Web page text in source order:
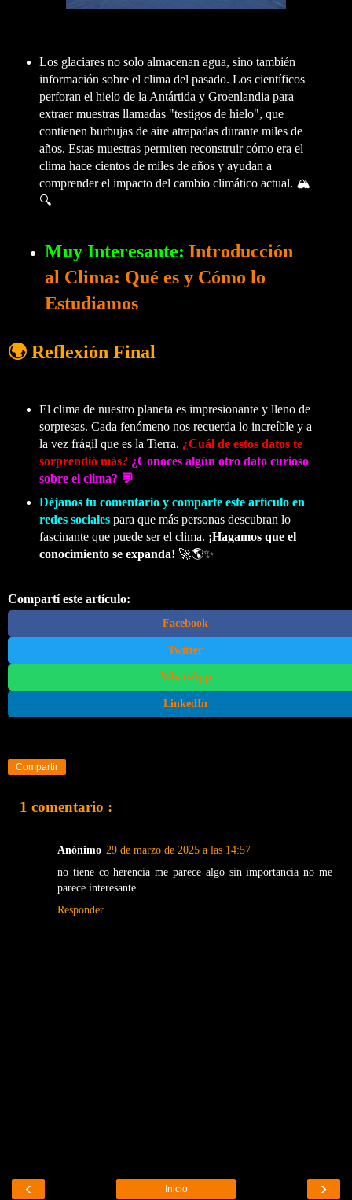
Los glaciares no solo almacenan agua, sino también
información sobre el clima del pasado. Los científicos
perforan el hielo de la Antártida y Groenlandia para
extraer muestras llamadas "testigos de hielo", que
contienen burbujas de aire atrapadas durante miles de
años. Estas muestras permiten reconstruir cómo era el
clima hace cientos de miles de años y ayudan a
comprender el impacto del cambio climático actual. 🏔️
🔍
Muy Interesante: Introducción
al Clima: Qué es y Cómo lo
Estudiamos
🌍 Reflexión Final
El clima de nuestro planeta es impresionante y lleno de
sorpresas. Cada fenómeno nos recuerda lo increíble y a
la vez frágil que es la Tierra. ¿Cuál de estos datos te
sorprendió más? ¿Conoces algún otro dato curioso
sobre el clima? 💬
Déjanos tu comentario y comparte este artículo en
redes socialespara que más personas descubran lo
fascinante que puede ser el clima. ¡Hagamos que el
conocimiento se expanda! 🚀🌎✨
Compartí este artículo:
Facebook
Twitter
WhatsApp
LinkedIn
Compartir
1 comentario :
Anónimo 29 de marzo de 2025 a las 14:57
no tiene co herencia me parece algo sin importancia no me
parece interesante
Responder
‹ ›
Inicio